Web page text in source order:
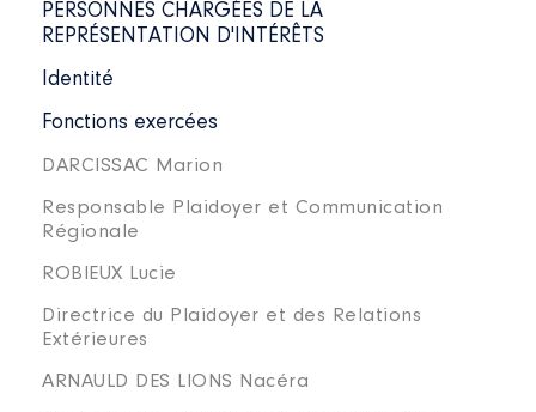
PERSONNES CHARGÉES DE LA
REPRÉSENTATION D'INTÉRÊTS
Identité
Fonctions exercées
DARCISSAC Marion
Responsable Plaidoyer et Communication
Régionale
ROBIEUX Lucie
Directrice du Plaidoyer et des Relations
Extérieures
ARNAULD DES LIONS Nacéra